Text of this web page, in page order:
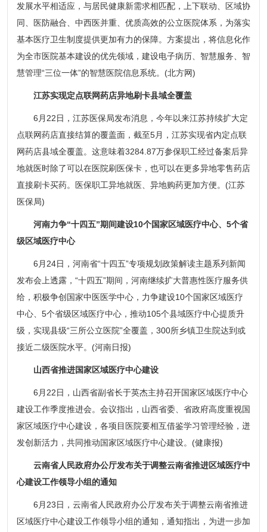
发展水平相适应，与居民健康新需求相匹配，上下联动、区域协
同、医防融合、中西医并重、优质高效的公立医院体系，为落实
基本医疗卫生制度提供更加有力的保障。方案提出，将信息化作
为全市医院基本建设的优先领域，建设电子病历、智慧服务、智
慧管理“三位一体”的智慧医院信息系统。(北方网)
江苏实现定点联网药店异地刷卡县域全覆盖
6月22日，江苏医保局发布消息，今年以来江苏持续扩大定
点联网药店直接结算的覆盖面，截至5月，江苏实现省内定点联
网药店县域全覆盖。这意味着3284.87万参保职工经过备案后异
地就医时除了可以在医院刷医保卡，也可以在更多异地零售药店
直接刷卡买药。医保职工异地就医、异地购药更加方便。(江苏
医保局)
河南力争“十四五”期间建设10个国家区域医疗中心、5个省
级区域医疗中心
6月24日，河南省“十四五”专项规划政策解读主题系列新闻
发布会上透露，“十四五”期间，河南继续扩大普惠性医疗服务供
给，积极争创国家中医医学中心，力争建设10个国家区域医疗
中心、5个省级区域医疗中心，推动105个县域医疗中心提质升
级，实现县级“三所公立医院”全覆盖，300所乡镇卫生院达到或
接近二级医院水平。(河南日报)
山西省推进国家区域医疗中心建设
6月22日，山西省副省长于英杰主持召开国家区域医疗中心
建设工作季度推进会。会议指出，山西省委、省政府高度重视国
家区域医疗中心建设，各项目医院要相互借鉴学习管理经验，迸
发创新活力，共同推动国家区域医疗中心建设。(健康报)
云南省人民政府办公厅发布关于调整云南省推进区域医疗中
心建设工作领导小组的通知
6月23日，云南省人民政府办公厅发布关于调整云南省推进
区域医疗中心建设工作领导小组的通知，通知指出，为进一步加